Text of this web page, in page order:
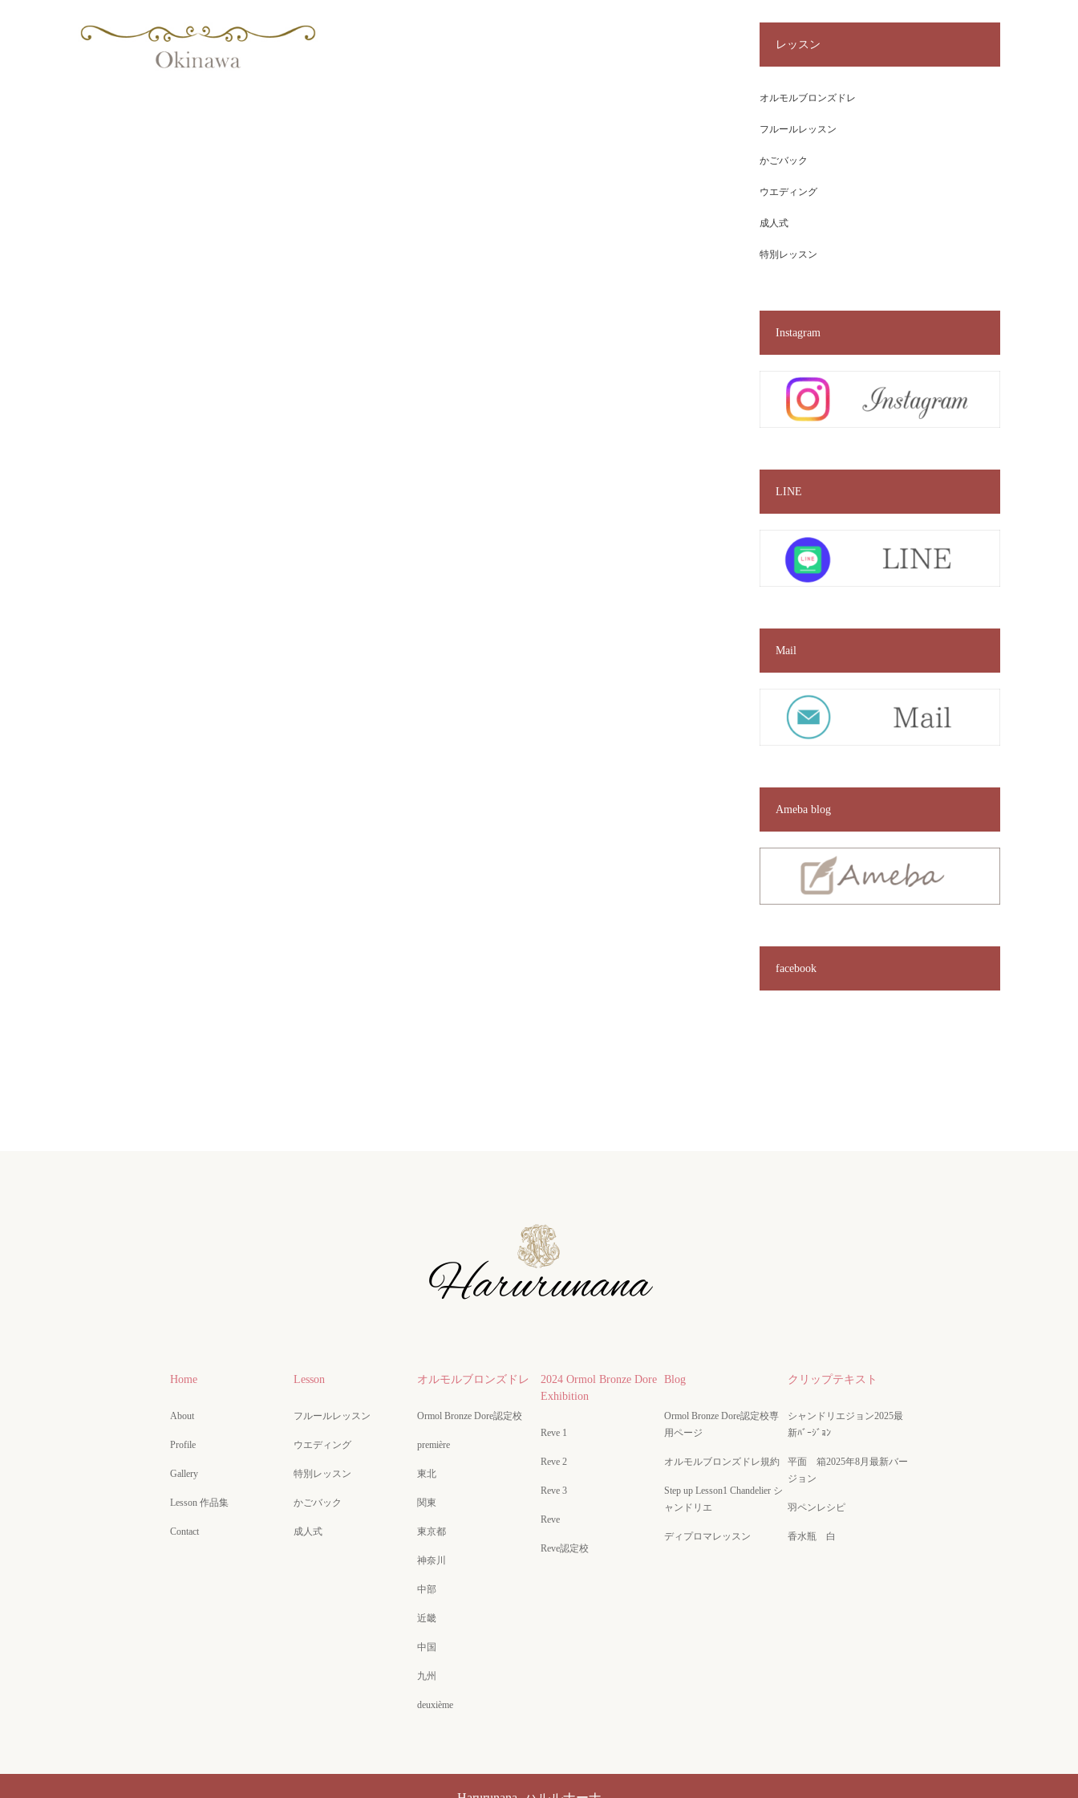
レッスン
オルモルブロンズドレ
フルールレッスン
かごバック
ウエディング
成人式
特別レッスン
Instagram
LINE
Mail
Ameba blog
facebook
Home
About
Profile
Gallery
Lesson 作品集
Contact
Lesson
フルールレッスン
ウエディング
特別レッスン
かごバック
成人式
オルモルブロンズドレ
Ormol Bronze Dore認定校
première
東北
関東
東京都
神奈川
中部
近畿
中国
九州
deuxième
2024 Ormol Bronze Dore
Exhibition
Reve 1
Reve 2
Reve 3
Reve
Reve認定校
Blog
Ormol Bronze Dore認定校専
用ページ
オルモルブロンズドレ規約
Step up Lesson1 Chandelier シ
ャンドリエ
ディプロマレッスン
クリップテキスト
シャンドリエジョン2025最
新ﾊﾞｰｼﾞｮﾝ
平面 箱2025年8月最新バー
ジョン
羽ペンレシピ
香水瓶 白